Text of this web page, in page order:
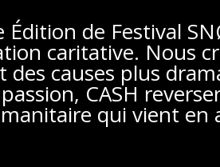
Édition de Festival
caritative. Nous
des causes plus
CASH
qui vient en